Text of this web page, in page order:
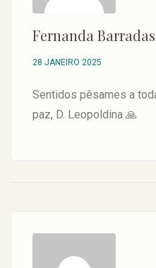
Fernanda Barradas
28 JANEIRO 2025
Sentidos pêsames a
paz, D. Leopoldina 🙏